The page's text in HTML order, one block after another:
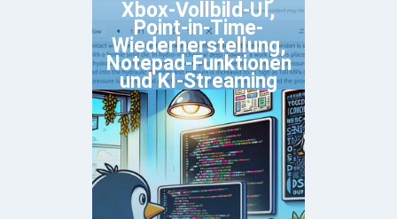
Xbox-Vollbild-UI,
Point-in-Time-
Wiederherstellung,
Notepad-Funktionen
und KI-Streaming